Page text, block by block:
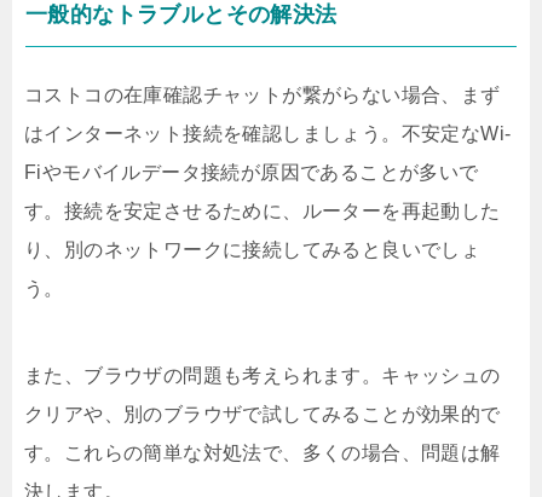
一般的なトラブルとその解決法
コストコの在庫確認チャットが繋がらない場合、まず
はインターネット接続を確認しましょう。不安定なWi-
Fiやモバイルデータ接続が原因であることが多いで
す。接続を安定させるために、ルーターを再起動した
り、別のネットワークに接続してみると良いでしょ
う。
また、ブラウザの問題も考えられます。キャッシュの
クリアや、別のブラウザで試してみることが効果的で
す。これらの簡単な対処法で、多くの場合、問題は解
決します。